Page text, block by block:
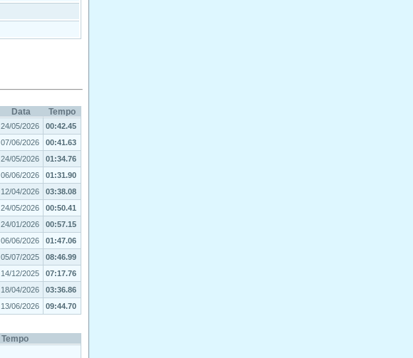
Data Tempo
24/05/2026
00:42.45
07/06/2026
00:41.63
24/05/2026
01:34.76
06/06/2026
01:31.90
12/04/2026
03:38.08
24/05/2026
00:50.41
24/01/2026
00:57.15
06/06/2026
01:47.06
05/07/2025
08:46.99
14/12/2025
07:17.76
18/04/2026
03:36.86
13/06/2026 09:44.70
Tempo